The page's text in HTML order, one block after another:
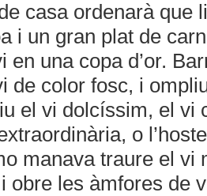
casa ordenarà que
i un gran plat de
en una copa d’or.
de color fosc, i
el vi dolcíssim, el vi
o
manava traure el vi
obre les àmfores de